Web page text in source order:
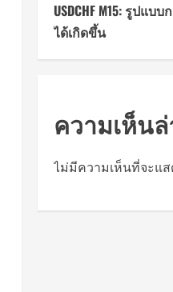
USDCHF M15: รูปแ
ได้เกิดขึ้น
ความเห็น
ไม่มีความเห็นที่จะแส